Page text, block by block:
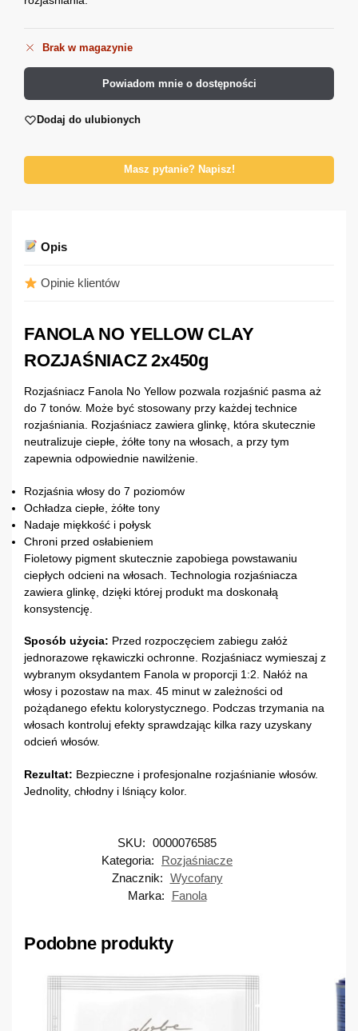
Brak w magazynie
Powiadom mnie o dostępności
Dodaj do ulubionych
Masz pytanie? Napisz!
Opis
Opinie klientów
FANOLA NO YELLOW CLAY
ROZJAŚNIACZ 2x450g
Rozjaśniacz Fanola No Yellow pozwala rozjaśnić pasma aż
do 7 tonów. Może być stosowany przy każdej technice
rozjaśniania. Rozjaśniacz zawiera glinkę, która skutecznie
neutralizuje ciepłe, żółte tony na włosach, a przy tym
zapewnia odpowiednie nawilżenie.
Rozjaśnia włosy do 7 poziomów
Ochładza ciepłe, żółte tony
Nadaje miękkość i połysk
Chroni przed osłabieniem
Fioletowy pigment skutecznie zapobiega powstawaniu
ciepłych odcieni na włosach. Technologia rozjaśniacza
zawiera glinkę, dzięki której produkt ma doskonałą
konsystencję.
Sposób użycia: Przed rozpoczęciem zabiegu załóż
jednorazowe rękawiczki ochronne. Rozjaśniacz wymieszaj z
wybranym oksydantem Fanola w proporcji 1:2. Nałóż na
włosy i pozostaw na max. 45 minut w zależności od
pożądanego efektu kolorystycznego. Podczas trzymania na
włosach kontroluj efekty sprawdzając kilka razy uzyskany
odcień włosów.
Rezultat: Bezpieczne i profesjonalne rozjaśnianie włosów.
Jednolity, chłodny i lśniący kolor.
SKU: 0000076585
Kategoria:
Rozjaśniacze
Znacznik: Wycofany
Marka:
Fanola
Podobne produkty